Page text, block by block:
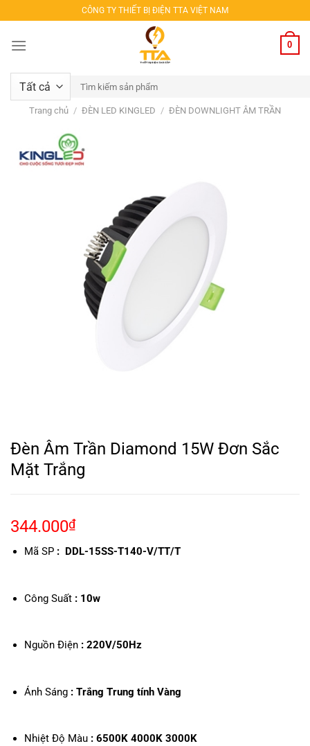
qua
nội
CÔNG TY THIẾT BỊ ĐIỆN TTA VIỆT NAM
0
Tìm
kiếm:
Trang chủ / ĐÈN LED KINGLED / ĐÈN DOWNLIGHT ÂM TRẦN
Đèn Âm Trần Diamond 15W Đơn Sắc
Mặt Trắng
344.000₫
Mã SP : DDL-15SS-T140-V/TT/T
Công Suất : 10w
Nguồn Điện : 220V/50Hz
Ánh Sáng : Trắng Trung tính Vàng
Nhiệt Độ Màu : 6500K4000K 3000K